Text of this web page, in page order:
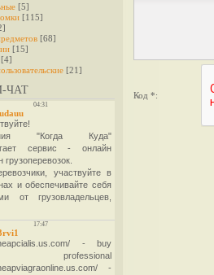
[5]
[115]
[68]
[15]
[4]
[21]
ЧАТ Код *: